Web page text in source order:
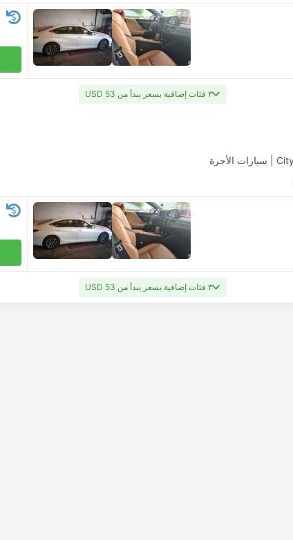
٣ فئات إضافية بسعر يبدأ من USD 53
سيارات الأجرة
٣ فئات إضافية بسعر يبدأ من USD 53